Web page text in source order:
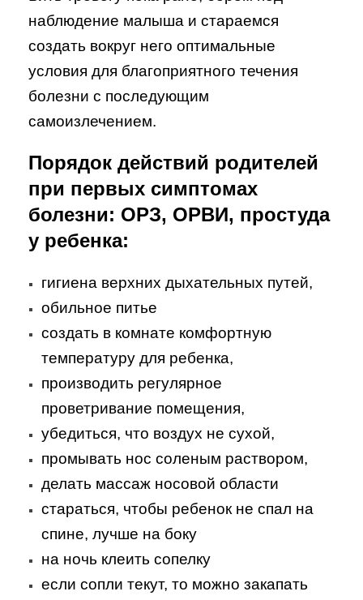
наблюдение малыша и стараемся
создать вокруг него оптимальные
условия для благоприятного течения
болезни с последующим
самоизлечением.
Порядок действий родителей
при первых симптомах
болезни: ОРЗ, ОРВИ, простуда
у ребенка:
гигиена верхних дыхательных путей,
обильное питье
создать в комнате комфортную
температуру для ребенка,
производить регулярное
проветривание помещения,
убедиться, что воздух не сухой,
промывать нос соленым раствором,
делать массаж носовой области
стараться, чтобы ребенок не спал на
спине, лучше на боку
на ночь клеить сопелку
если сопли текут, то можно закапать